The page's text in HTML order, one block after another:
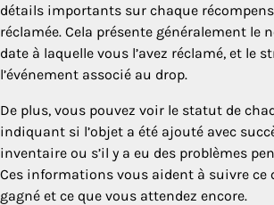
détails importants sur chaque
réclamée. Cela présente généralement le
date à laquelle vous l’avez réclamé, et le
l’événement associé au drop.
De plus, vous pouvez voir le statut de
indiquant si l’objet a été ajouté avec
inventaire ou s’il y a eu des problèmes
Ces informations vous aident à suivre ce
gagné et ce que vous attendez encore.